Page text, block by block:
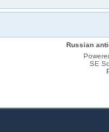
Russian
SE